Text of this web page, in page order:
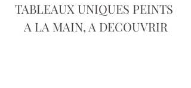
TABLEAUX UNIQUES PEINTS
A LA MAIN, A DECOUVRIR